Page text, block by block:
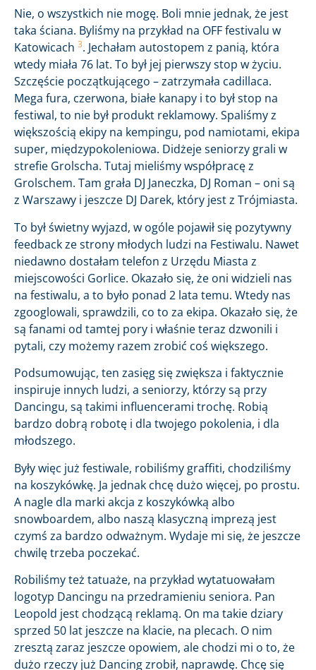
Nie, o wszystkich nie mogę. Boli mnie jednak, że jest
taka ściana. Byliśmy na przykład na OFF festivalu w
Katowicach 3. Jechałam autostopem z panią, która
wtedy miała 76 lat. To był jej pierwszy stop w życiu.
Szczęście początkującego – zatrzymała cadillaca.
Mega fura, czerwona, białe kanapy i to był stop na
festiwal, to nie był produkt reklamowy. Spaliśmy z
większością ekipy na kempingu, pod namiotami, ekipa
super, międzypokoleniowa. Didżeje seniorzy grali w
strefie Grolscha. Tutaj mieliśmy współpracę z
Grolschem. Tam grała DJ Janeczka, DJ Roman – oni są
z Warszawy i jeszcze DJ Darek, który jest z Trójmiasta.
To był świetny wyjazd, w ogóle pojawił się pozytywny
feedback ze strony młodych ludzi na Festiwalu. Nawet
niedawno dostałam telefon z Urzędu Miasta z
miejscowości Gorlice. Okazało się, że oni widzieli nas
na festiwalu, a to było ponad 2 lata temu. Wtedy nas
zgooglowali, sprawdzili, co to za ekipa. Okazało się, że
są fanami od tamtej pory i właśnie teraz dzwonili i
pytali, czy możemy razem zrobić coś większego.
Podsumowując, ten zasięg się zwiększa i faktycznie
inspiruje innych ludzi, a seniorzy, którzy są przy
Dancingu, są takimi influencerami trochę. Robią
bardzo dobrą robotę i dla twojego pokolenia, i dla
młodszego.
Były więc już festiwale, robiliśmy graffiti, chodziliśmy
na koszykówkę. Ja jednak chcę dużo więcej, po prostu.
A nagle dla marki akcja z koszykówką albo
snowboardem, albo naszą klasyczną imprezą jest
czymś za bardzo odważnym. Wydaje mi się, że jeszcze
chwilę trzeba poczekać.
Robiliśmy też tatuaże, na przykład wytatuowałam
logotyp Dancingu na przedramieniu seniora. Pan
Leopold jest chodzącą reklamą. On ma takie dziary
sprzed 50 lat jeszcze na klacie, na plecach. O nim
zresztą zaraz jeszcze opowiem, ale chodzi mi o to, że
dużo rzeczy już Dancing zrobił, naprawdę. Chcę się